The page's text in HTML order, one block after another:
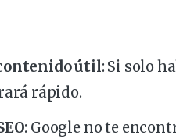
útil: Si solo
rápido.
: Google no te